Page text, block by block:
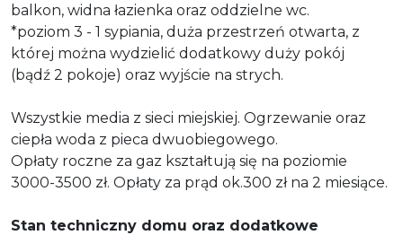
balkon, widna łazienka oraz oddzielne wc.
*poziom 3 - 1 sypiania, duża przestrzeń otwarta, z
której można wydzielić dodatkowy duży pokój
(bądź 2 pokoje) oraz wyjście na strych.
Wszystkie media z sieci miejskiej. Ogrzewanie oraz
ciepła woda z pieca dwuobiegowego.
Opłaty roczne za gaz kształtują się na poziomie
3000-3500 zł. Opłaty za prąd ok.300 zł na 2 miesiące.
Stan techniczny domu oraz dodatkowe